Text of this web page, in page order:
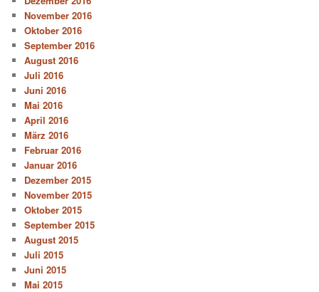
November 2016
Oktober 2016
September 2016
August 2016
Juli 2016
Juni 2016
Mai 2016
April 2016
März 2016
Februar 2016
Januar 2016
Dezember 2015
November 2015
Oktober 2015
September 2015
August 2015
Juli 2015
Juni 2015
Mai 2015